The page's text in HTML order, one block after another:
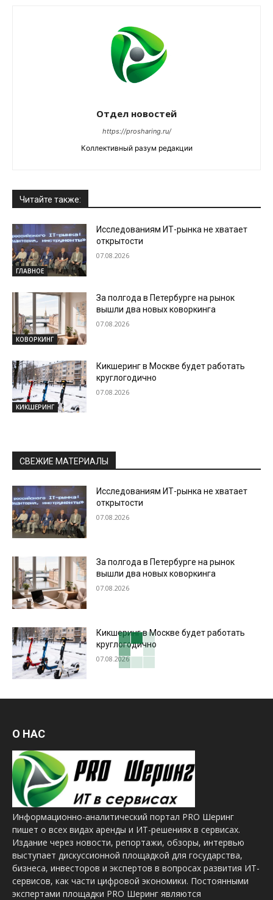
Отдел новостей
https://prosharing.ru/
Коллективный разум редакции
Читайте также:
ГЛАВНОЕ
Исследованиям ИТ-рынка не хватает
открытости
07.08.2026
КОВОРКИНГ
За полгода в Петербурге на рынок
вышли два новых коворкинга
07.08.2026
КИКШЕРИНГ
Кикшеринг в Москве будет работать
круглогодично
07.08.2026
СВЕЖИЕ МАТЕРИАЛЫ
Исследованиям ИТ-рынка не хватает
открытости
07.08.2026
За полгода в Петербурге на рынок
вышли два новых коворкинга
07.08.2026
Кикшеринг в Москве будет работать
круглогодично
07.08.2026
О НАС
Информационно-аналитический портал PRO Шеринг
пишет о всех видах аренды и ИТ-решениях в сервисах.
Издание через новости, репортажи, обзоры, интервью
выступает дискуссионной площадкой для государства,
бизнеса, инвесторов и экспертов в вопросах развития ИТ-
сервисов, как части цифровой экономики. Постоянными
экспертами площадки PRO Шеринг являются